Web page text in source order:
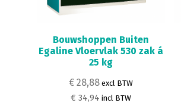
Bouwshoppen Buiten
Egaline Vloervlak 530 zak á
25 kg
€ 28,88excl BTW
€ 34,94 incl BTW